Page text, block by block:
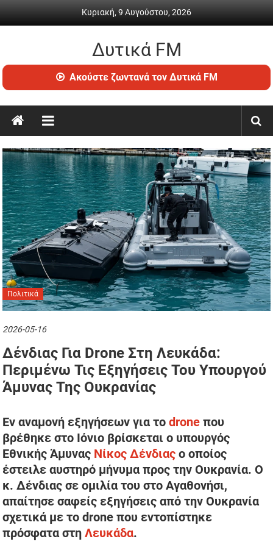
Κυριακή, 9 Αυγούστου, 2026
Δυτικά FM
Ραδιόφωνο
•
ενημέρωση
Ακούστε ζωντανά τον Δυτικά FM
Πολιτικά
2026-05-16
Δένδιας Για Drone Στη Λευκάδα:
Περιμένω Τις Εξηγήσεις Του Υπουργού
Άμυνας Της Ουκρανίας
Εν αναμονή εξηγήσεων για τοdrone που
βρέθηκε στο Ιόνιο βρίσκεται ο υπουργός
Εθνικής Άμυνας Νίκος Δένδιαςο οποίος
έστειλε αυστηρό μήνυμα προς την Ουκρανία. Ο
κ. Δένδιας σε ομιλία του στο Αγαθονήσι,
απαίτησε σαφείς εξηγήσεις από την Ουκρανία
σχετικά με το drone που εντοπίστηκε
πρόσφατα στηΛευκάδα.